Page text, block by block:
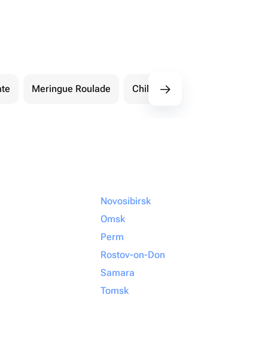
Meringue Roulade Children's Cakes
Novosibirsk
Omsk
Perm
Rostov-on-Don
Samara
Tomsk